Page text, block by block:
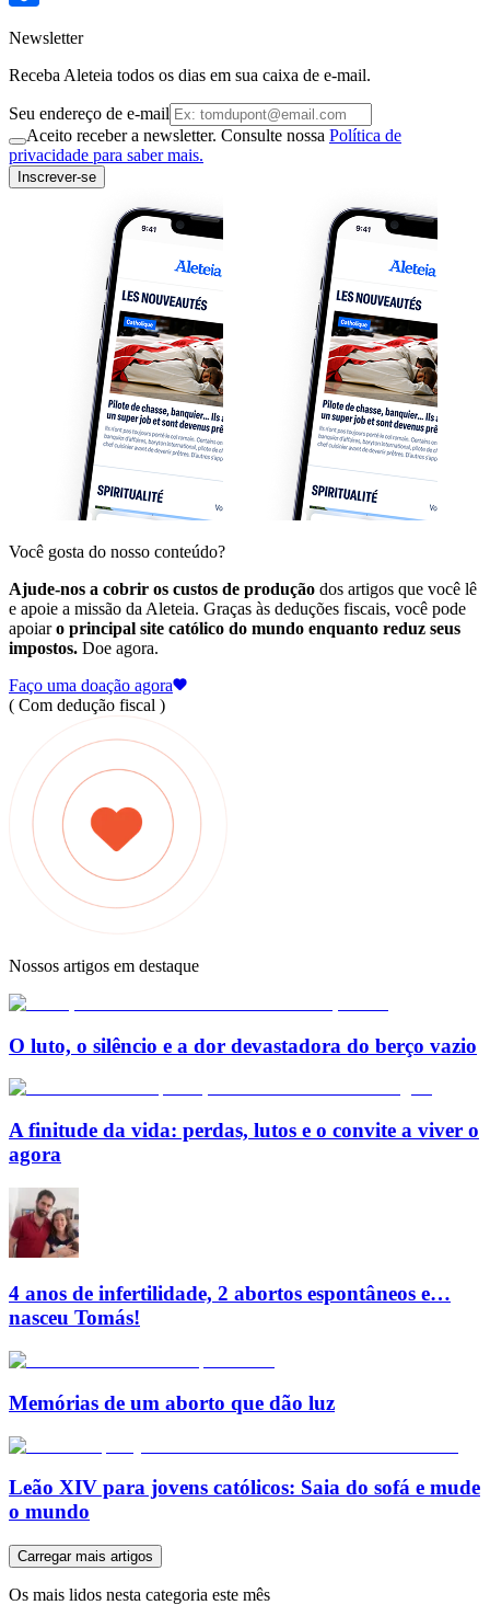
Newsletter
Receba Aleteia todos os dias em sua caixa de e-mail.
Seu endereço de e-mail
Aceito receber a newsletter. Consulte nossa Política de
privacidade para saber mais.
Inscrever-se
Você gosta do nosso conteúdo?
Ajude-nos a cobrir os custos de produção dos artigos que você lê
e apoie a missão da Aleteia. Graças às deduções fiscais, você pode
apoiaro principal site católico do mundo enquanto reduz seus
impostos. Doe agora.
Faço uma doação agora
( Com dedução fiscal )
Nossos artigos em destaque
O luto, o silêncio e a dor devastadora do berço vazio
A finitude da vida: perdas, lutos e o convite a viver o
agora
4 anos de infertilidade, 2 abortos espontâneos e…
nasceu Tomás!
Memórias de um aborto que dão luz
Leão XIV para jovens católicos: Saia do sofá e mude
o mundo
Carregar mais artigos
Os mais lidos nesta categoria este mês